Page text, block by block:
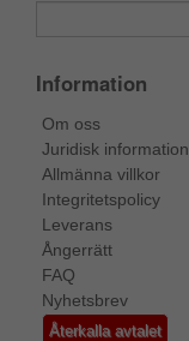
Information
Om oss
Juridisk information
Allmänna villkor
Integritetspolicy
Leverans
Ångerrätt
FAQ
Nyhetsbrev
Återkalla avtalet